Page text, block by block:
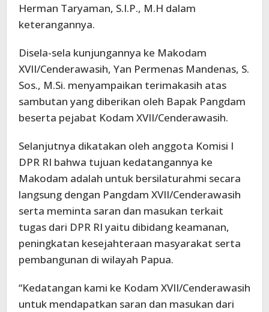
Herman Taryaman, S.I.P., M.H dalam
keterangannya.
Disela-sela kunjungannya ke Makodam
XVII/Cenderawasih, Yan Permenas Mandenas, S.
Sos., M.Si. menyampaikan terimakasih atas
sambutan yang diberikan oleh Bapak Pangdam
beserta pejabat Kodam XVII/Cenderawasih.
Selanjutnya dikatakan oleh anggota Komisi I
DPR RI bahwa tujuan kedatangannya ke
Makodam adalah untuk bersilaturahmi secara
langsung dengan Pangdam XVII/Cenderawasih
serta meminta saran dan masukan terkait
tugas dari DPR RI yaitu dibidang keamanan,
peningkatan kesejahteraan masyarakat serta
pembangunan di wilayah Papua.
“Kedatangan kami ke Kodam XVII/Cenderawasih
untuk mendapatkan saran dan masukan dari